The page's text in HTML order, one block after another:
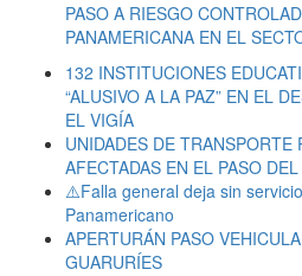
PASO A RIESGO
PANAMERICANA EN EL
132 INSTITUCIONES
“ALUSIVO A LA PAZ” EN EL
EL VIGÍA
UNIDADES DE TRANSPORTE
AFECTADAS EN EL PASO
⚠️Falla general deja sin
Panamericano
APERTURÁN PASO
GUARURÍES